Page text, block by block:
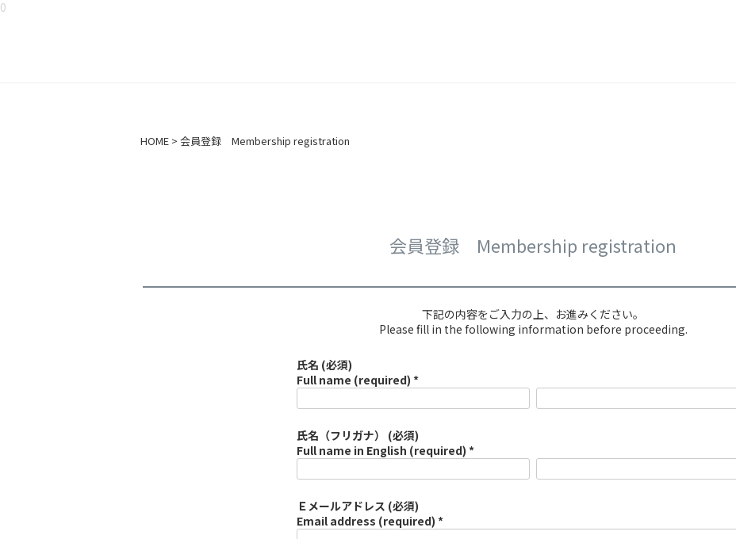
0
HOME 会員登録 Membership registration
会員登録 Membership registration
下記の内容をご入力の上、お進みください。
Please fill in the following information before proceeding.
氏名 (必須)
Full name (required) *
氏名（フリガナ） (必須)
Full name in English (required) *
Ｅメールアドレス (必須)
Email address (required) *